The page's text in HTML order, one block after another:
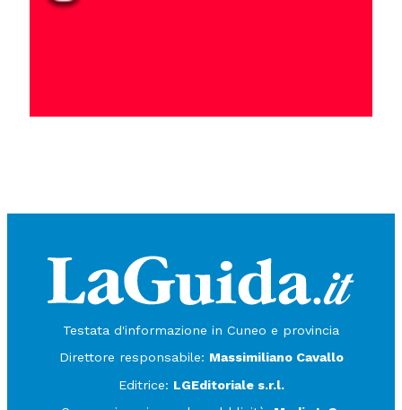
Testata d'informazione in Cuneo e provincia
Direttore responsabile: Massimiliano Cavallo
Editrice: LGEditoriale s.r.l.